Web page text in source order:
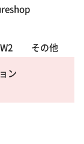
W2
その他
ン